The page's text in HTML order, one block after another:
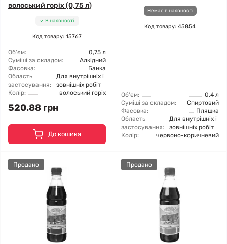
волоський горіх (0,75 л)
В наявності
Код товару: 15767
Об'єм:
0,75 л
Суміші за складом:
Алкідний
Фасовка:
Банка
Область
застосування:
Для внутрішніх і
зовнішніх робіт
Колір:
волоський горіх
520.88 грн
До кошика
Немає в наявності
Код товару: 45854
Об'єм:
0,4 л
Суміші за складом:
Спиртовий
Фасовка:
Пляшка
Область
застосування:
Для внутрішніх і
зовнішніх робіт
Колір:
червоно-коричневий
Продано Продано